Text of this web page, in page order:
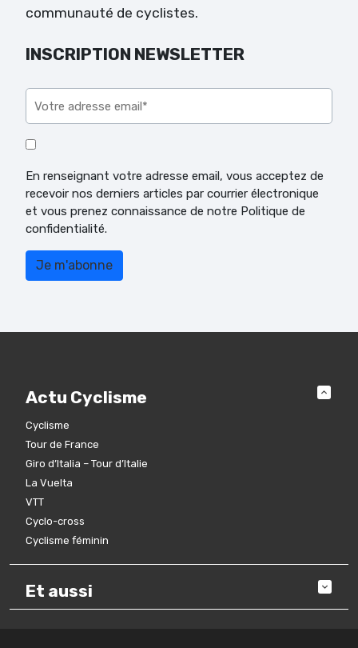
communauté de cyclistes.
INSCRIPTION NEWSLETTER
En renseignant votre adresse email, vous acceptez de
recevoir nos derniers articles par courrier électronique
et vous prenez connaissance de notre Politique de
confidentialité.
Actu Cyclisme
Cyclisme
Tour de France
Giro d’Italia – Tour d’Italie
La Vuelta
VTT
Cyclo-cross
Cyclisme féminin
Et aussi